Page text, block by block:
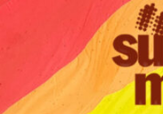
Sündige
IHR Laden für Korsetts,